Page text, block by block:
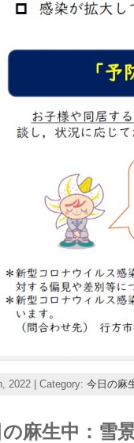
2022 | Category: 今日の麻
麻生中：雪